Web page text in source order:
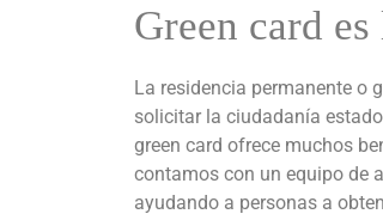
Green card
La residencia permanente o
solicitar la ciudadanía
green card ofrece muchos
contamos con un equipo de
ayudando a personas a